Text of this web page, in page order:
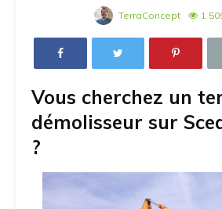
TerraConcept 1
Vous cherchez un
démolisseur sur
?